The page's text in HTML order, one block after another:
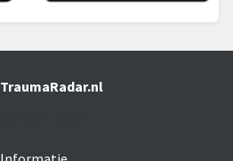
TraumaRadar.nl